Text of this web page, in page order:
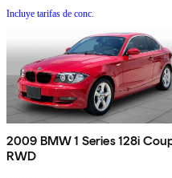
Incluye tarifas de conc.
2009 BMW 1 Series 128i
RWD